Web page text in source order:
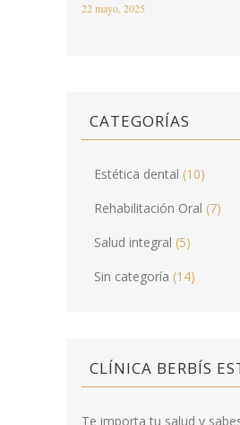
22 mayo, 2025
CATEGORÍAS
Estética dental (10)
Rehabilitación Oral (7)
Salud integral (5)
Sin categoría (14)
CLÍNICA BERBÍS
Te importa tu salud y